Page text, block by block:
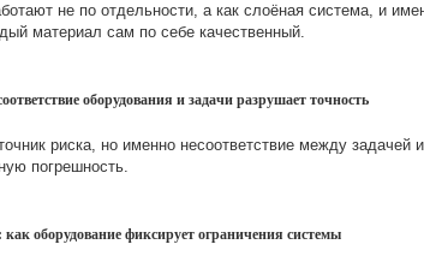
не по отдельности, а как слоёная система, и
материал сам по себе качественный.
оборудования и задачи разрушает точность
риска, но именно несоответствие между
погрешность.
как оборудование фиксирует ограничения системы